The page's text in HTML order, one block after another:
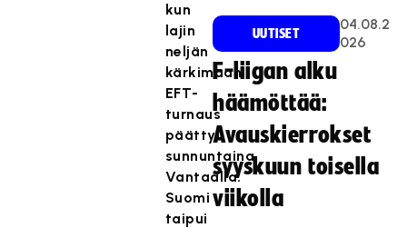
kun
lajin
neljän
kärkimaan
EFT-
turnaus
päättyi
sunnuntaina
Vantaalla.
Suomi
taipui
UUTISET
04.08.2
026
F-liigan alku
häämöttää:
Avauskierrokset
syyskuun toisella
viikolla